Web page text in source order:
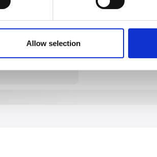
Allow selection